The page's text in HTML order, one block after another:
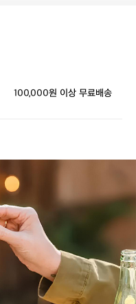
100,000원 이상 무료배송